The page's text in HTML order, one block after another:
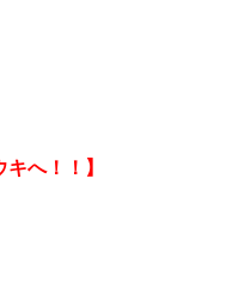
へ！！】